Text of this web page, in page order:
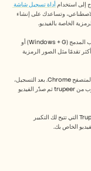
إلى استخدام
الخاصة بالفيديو.
الخاص بك.